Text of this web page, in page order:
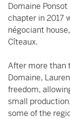
Domaine
chapter in 2017
négociant
Cîteaux.
After more than
Domaine,
freedom,
small
some of the